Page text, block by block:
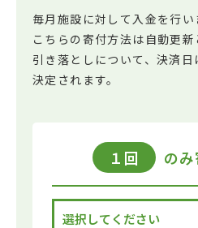
毎月施設に対して入金を行い
こちらの寄付方法は自動更新
引き落としについて、決済
決定されます。
１回 の